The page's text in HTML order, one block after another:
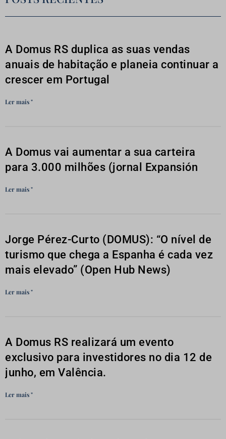
A Domus RS duplica as suas vendas
anuais de habitação e planeia continuar a
crescer em Portugal
Ler mais "
A Domus vai aumentar a sua carteira
para 3.000 milhões (jornal Expansión
Ler mais "
Jorge Pérez-Curto (DOMUS): “O nível de
turismo que chega a Espanha é cada vez
mais elevado” (Open Hub News)
Ler mais "
A Domus RS realizará um evento
exclusivo para investidores no dia 12 de
junho, em Valência.
Ler mais "